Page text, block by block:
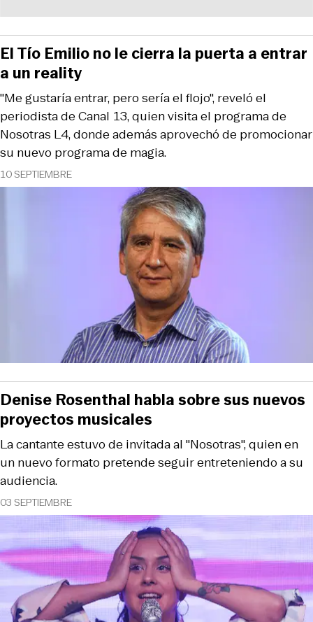
10 SEPTIEMBRE
"Me gustaría entrar, pero sería el flojo", reveló el
periodista de Canal 13, quien visita el programa de
Nosotras L4, donde además aprovechó de promocionar
su nuevo programa de magia.
El Tío Emilio no le cierra la puerta a entrar
a un reality
03 SEPTIEMBRE
La cantante estuvo de invitada al "Nosotras", quien en
un nuevo formato pretende seguir entreteniendo a su
audiencia.
Denise Rosenthal habla sobre sus nuevos
proyectos musicales